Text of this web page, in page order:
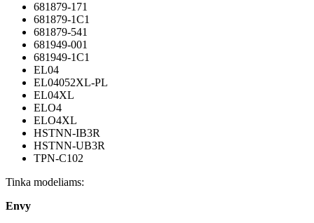
681879-171
681879-1C1
681879-541
681949-001
681949-1C1
EL04
EL04052XL-PL
EL04XL
ELO4
ELO4XL
HSTNN-IB3R
HSTNN-UB3R
TPN-C102
Tinka modeliams:
Envy